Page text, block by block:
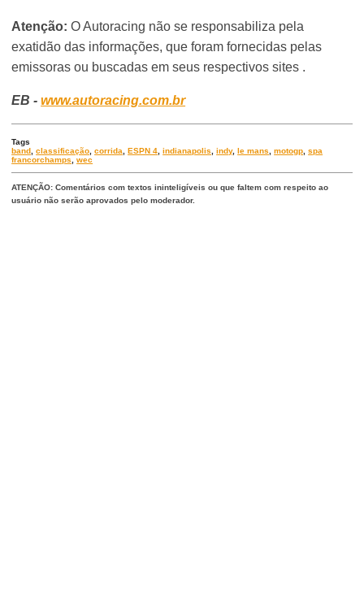
Atenção: O Autoracing não se responsabiliza pela
exatidão das informações, que foram fornecidas pelas
emissoras ou buscadas em seus respectivos sites .
EB -www.autoracing.com.br
Tags
band ,classificação ,corrida ,ESPN 4 ,indianapolis ,indy,le mans ,motogp ,spa
francorchamps
,wec
ATENÇÃO: Comentários com textos ininteligíveis ou que faltem com respeito ao
usuário não serão aprovados pelo moderador.